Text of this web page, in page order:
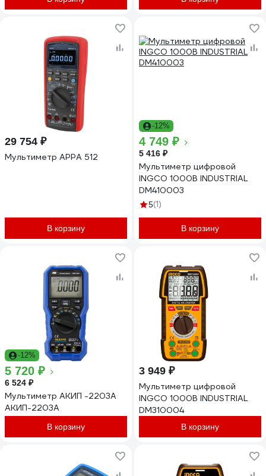
29 754 ₽
Мультиметр APPA 512
В корзину
-12%
4 749 ₽
5 416 ₽
Мультиметр цифровой
INGCO 1000В INDUSTRIAL
DM410003
5(1)
В корзину
-12%
5 720 ₽
6 524 ₽
Мультиметр АКИП -2203А
АКИП-2203А
В корзину
3 949 ₽
Мультиметр цифровой
INGCO 1000В INDUSTRIAL
DM310004
В корзину